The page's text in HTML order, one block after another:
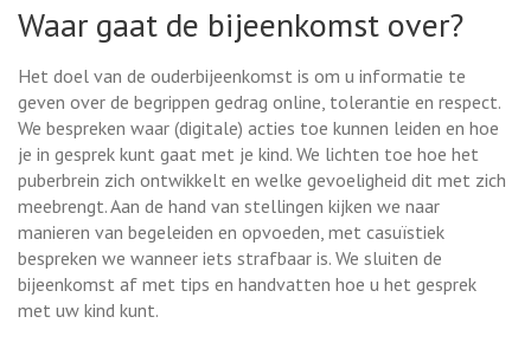
Waar gaat de bijeenkomst over?
Het doel van de ouderbijeenkomst is om u informatie te
geven over de begrippen gedrag online, tolerantie en respect.
We bespreken waar (digitale) acties toe kunnen leiden en hoe
je in gesprek kunt gaat met je kind. We lichten toe hoe het
puberbrein zich ontwikkelt en welke gevoeligheid dit met zich
meebrengt. Aan de hand van stellingen kijken we naar
manieren van begeleiden en opvoeden, met casuïstiek
bespreken we wanneer iets strafbaar is. We sluiten de
bijeenkomst af met tips en handvatten hoe u het gesprek
met uw kind kunt.